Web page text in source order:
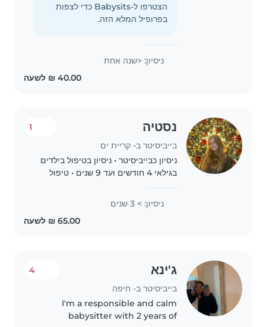
in English, Hebrew, and Russian,
and I love engaging children
הצטרפו ל-Babysits כדי לצפות
בפרופיל המלא הזה.
ניסיון: <שנה אחת
נסטיה
בייביסיטר ב- קריית ים
1
ניסיון כבייביסיטר • ניסיון בטיפול בילדים
בגילאי 4 חודשים ועד 9 שנים • טיפול
אחריות: • השגחה וטיפול יומיומי בילדים..
ניסיון: > 3 שנים
ג'ינא
בייביסיטר ב- חיפה
4
I'm a responsible and calm
babysitter with 2 years of